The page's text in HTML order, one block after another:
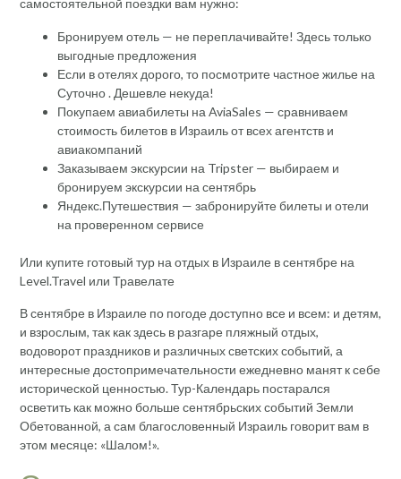
самостоятельной поездки вам нужно:
Бронируем отель — не переплачивайте! Здесь только
выгодные предложения
Если в отелях дорого, то посмотрите частное жилье на
Суточно . Дешевле некуда!
Покупаем авиабилеты на AviaSales — сравниваем
стоимость билетов в Израиль от всех агентств и
авиакомпаний
Заказываем экскурсии на Tripster — выбираем и
бронируем экскурсии на сентябрь
Яндекс.Путешествия — забронируйте билеты и отели
на проверенном сервисе
Или купите готовый тур на отдых в Израиле в сентябре на
Level.Travel или Травелате
В сентябре в Израиле по погоде доступно все и всем: и детям,
и взрослым, так как здесь в разгаре пляжный отдых,
водоворот праздников и различных светских событий, а
интересные достопримечательности ежедневно манят к себе
исторической ценностью. Тур-Календарь постарался
осветить как можно больше сентябрьских событий Земли
Обетованной, а сам благословенный Израиль говорит вам в
этом месяце: «Шалом!».